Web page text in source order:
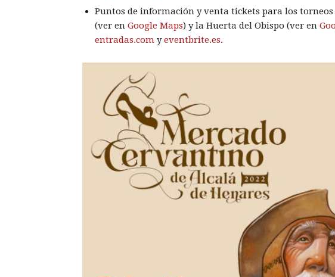
Puntos de información y venta tickets para los torneos
(ver en Google Maps) y la Huerta del Obispo (ver en
entradas.com yeventbrite.es.